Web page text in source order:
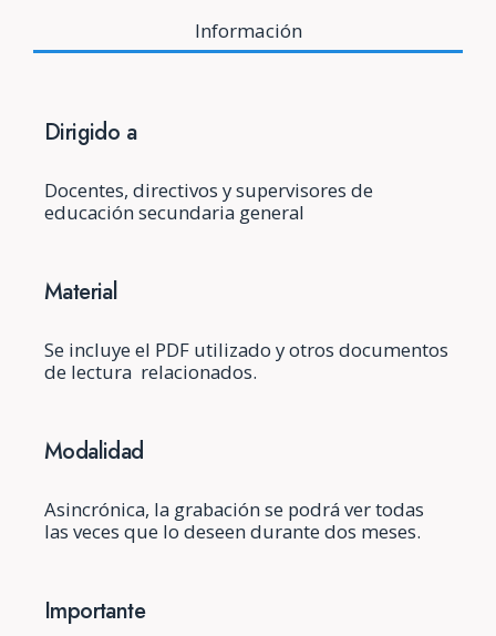
Información
Dirigido a
Docentes, directivos y supervisores de
educación secundaria general
Material
Se incluye el PDF utilizado y otros documentos
de lectura relacionados.
Modalidad
Asincrónica, la grabación se podrá ver todas
las veces que lo deseen durante dos meses.
Importante